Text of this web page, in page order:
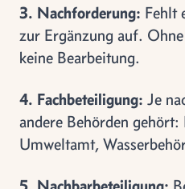
3. Nachforderung: Fehlt
zur Ergänzung auf.
keine Bearbeitung.
4. Fachbeteiligung: Je
andere Behörden
Umweltamt,